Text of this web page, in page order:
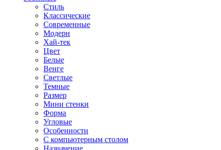
Стиль
Классические
Современные
Модерн
Хай-тек
Цвет
Белые
Венге
Светлые
Темные
Размер
Мини стенки
Форма
Угловые
Особенности
С компьютерным столом
Назначение